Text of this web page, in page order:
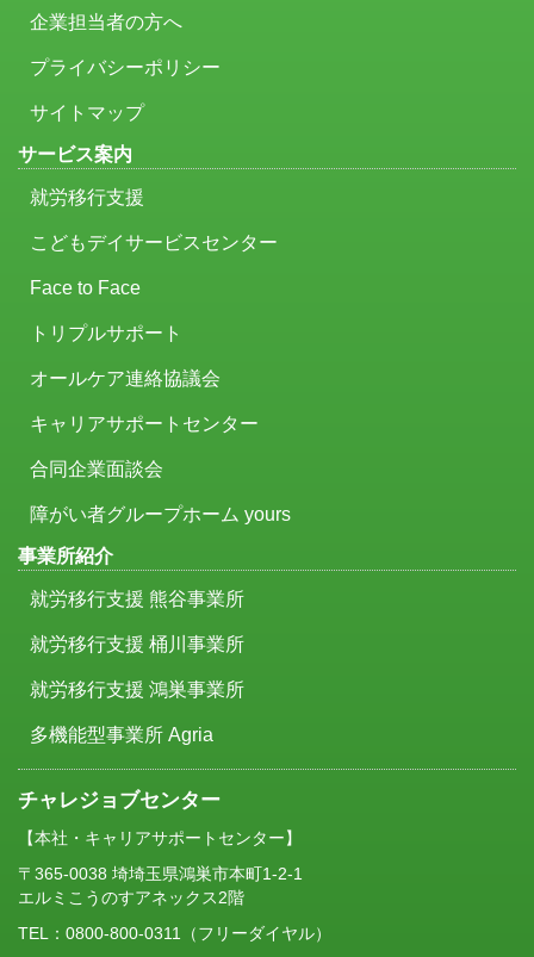
企業担当者の方へ
プライバシーポリシー
サイトマップ
サービス案内
就労移行支援
こどもデイサービスセンター
Face to Face
トリプルサポート
オールケア連絡協議会
キャリアサポートセンター
合同企業面談会
障がい者グループホーム yours
事業所紹介
就労移行支援 熊谷事業所
就労移行支援 桶川事業所
就労移行支援 鴻巣事業所
多機能型事業所 Agria
チャレジョブセンター
【本社・キャリアサポートセンター】
〒365-0038 埼埼玉県鴻巣市本町1-2-1
エルミこうのすアネックス2階
TEL： 0800-800-0311 （フリーダイヤル）